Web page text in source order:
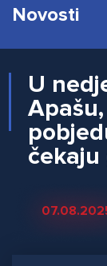
Novosti
U